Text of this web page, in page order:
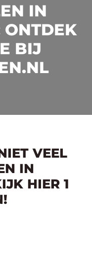
IN
BIJ
VEEL
IN
HIER 1